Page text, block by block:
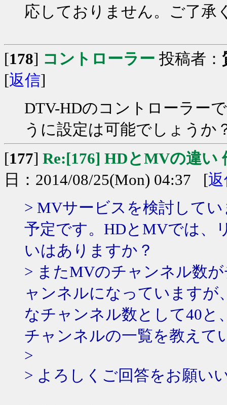
応しておりません。ご了承
[178] コントローラー 投稿者：
[返信]
DTV-HDのコントローラー
うに設定は可能でしょうか
[177] Re:[176] HDとMVの違い
日：2014/08/25(Mon) 04:37 [
> MVサービスを検討して
予定です。HDとMVでは、
いはありますか？
> またMVのチャンネル数
ャンネルになっていますが
なチャンネル数として40と
チャンネルの一覧を教えて
>
> よろしくご回答をお願い